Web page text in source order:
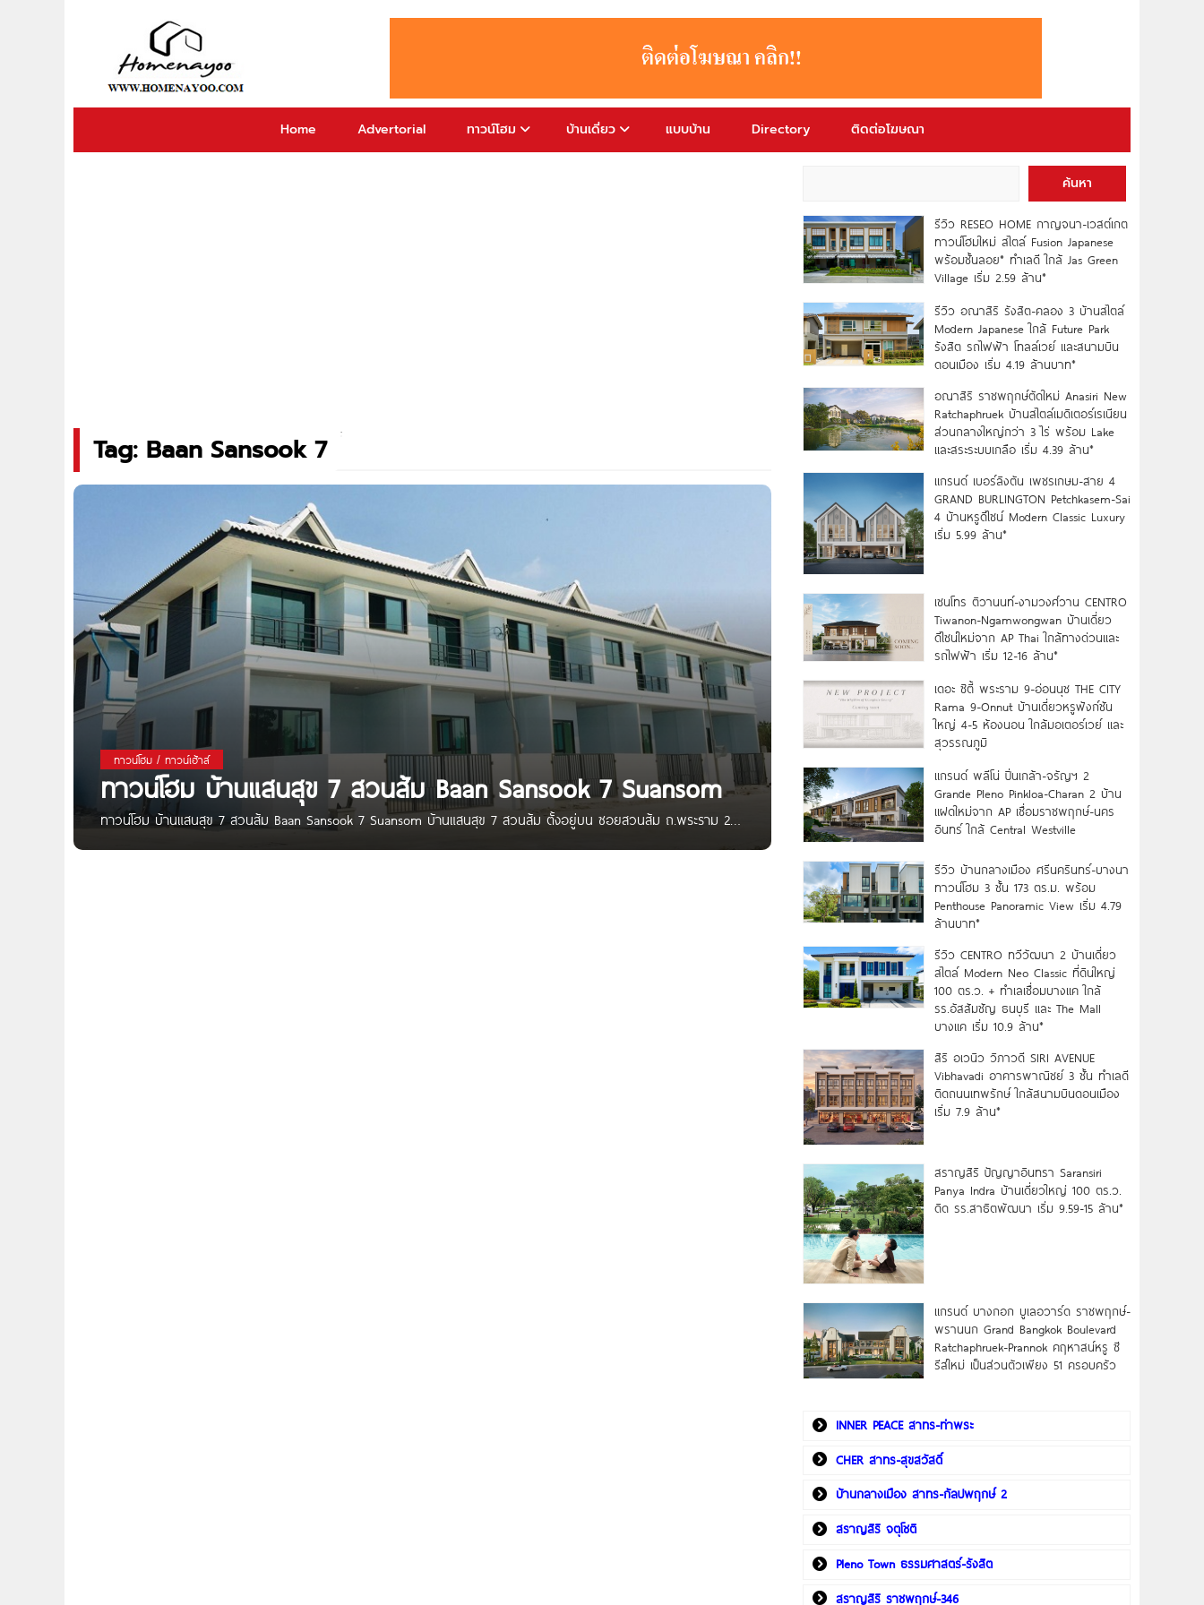
Home Advertorial ทาวน์โฮม บ้านเดี่ยว แบบบ้าน Directory ติดต่อโฆษณา
Tag: Baan Sansook 7
ทาวน์โฮม / ทาวน์เฮ้าส์
ทาวน์โฮม บ้านแสนสุข 7 สวนส้ม Baan Sansook 7 Suansom
ทาวน์โฮม บ้านแสนสุข 7 สวนส้ม Baan Sansook 7 Suansom บ้านแสนสุข 7 สวนส้ม ตั้งอยู่บน ซอยสวนส้ม ถ.พระราม 2
ค้นหา
รีวิว RESEO HOME กาญจนา-เวสต์เกต
ทาวน์โฮมใหม่ สไตล์ Fusion Japanese
พร้อมชั้นลอย* ทำเลดี ใกล้ Jas Green
Village เริ่ม 2.59 ล้าน*
รีวิว อณาสิริ รังสิต-คลอง 3 บ้านสไตล์
Modern Japanese ใกล้ Future Park
รังสิต รถไฟฟ้า โทลล์เวย์ และสนามบิน
ดอนเมือง เริ่ม 4.19 ล้านบาท*
อณาสิริ ราชพฤกษ์ตัดใหม่ Anasiri New
Ratchaphruek บ้านสไตล์เมดิเตอร์เรเนียน
ส่วนกลางใหญ่กว่า 3 ไร่ พร้อม Lake
และสระระบบเกลือ เริ่ม 4.39 ล้าน*
แกรนด์ เบอร์ลิงตัน เพชรเกษม-สาย 4
GRAND BURLINGTON Petchkasem-Sai
4 บ้านหรูดีไซน์ Modern Classic Luxury
เริ่ม 5.99 ล้าน*
เซนโทร ติวานนท์-งามวงศ์วาน CENTRO
Tiwanon-Ngamwongwan บ้านเดี่ยว
ดีไซน์ใหม่จาก AP Thai ใกล้ทางด่วนและ
รถไฟฟ้า เริ่ม 12-16 ล้าน*
เดอะ ซิตี้ พระราม 9-อ่อนนุช THE CITY
Rama 9-Onnut บ้านเดี่ยวหรูฟังก์ชัน
ใหญ่ 4-5 ห้องนอน ใกล้มอเตอร์เวย์ และ
สุวรรณภูมิ
แกรนด์ พลีโน่ ปิ่นเกล้า-จรัญฯ 2
Grande Pleno Pinkloa-Charan 2 บ้าน
แฝดใหม่จาก AP เชื่อมราชพฤกษ์-นคร
อินทร์ ใกล้ Central Westville
รีวิว บ้านกลางเมือง ศรีนครินทร์-บางนา
ทาวน์โฮม 3 ชั้น 173 ตร.ม. พร้อม
Penthouse Panoramic View เริ่ม 4.79
ล้านบาท*
รีวิว CENTRO ทวีวัฒนา 2 บ้านเดี่ยว
สไตล์ Modern Neo Classic ที่ดินใหญ่
100 ตร.ว. + ทำเลเชื่อมบางแค ใกล้
รร.อัสสัมชัญ ธนบุรี และ The Mall
บางแค เริ่ม 10.9 ล้าน*
สิริ อเวนิว วิภาวดี SIRI AVENUE
Vibhavadi อาคารพาณิชย์ 3 ชั้น ทำเลดี
ติดถนนเทพรักษ์ ใกล้สนามบินดอนเมือง
เริ่ม 7.9 ล้าน*
สราญสิริ ปัญญาอินทรา Saransiri
Panya Indra บ้านเดี่ยวใหญ่ 100 ตร.ว.
ดิด รร.สาธิตพัฒนา เริ่ม 9.59-15 ล้าน*
แกรนด์ บางกอก บูเลอวาร์ด ราชพฤกษ์-
พรานนก Grand Bangkok Boulevard
Ratchaphruek-Prannok คฤหาสน์หรู ซี
รีส์ใหม่ เป็นส่วนตัวเพียง 51 ครอบครัว
INNER PEACE สาทร-ท่าพระ
CHER สาทร-สุขสวัสดิ์
บ้านกลางเมือง สาทร-กัลปพฤกษ์ 2
สราญสิริ จตุโชติ
Pleno Town ธรรมศาสตร์-รังสิต
สราญสิริ ราชพฤกษ์-346